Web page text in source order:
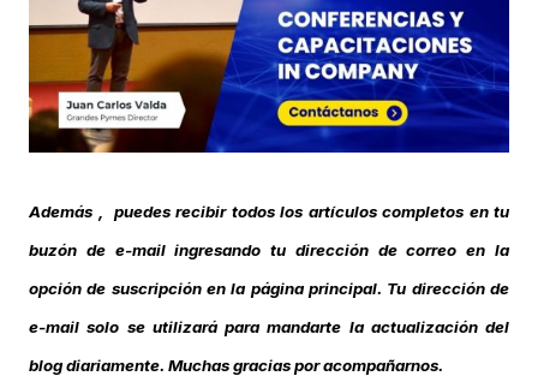
Además , puedes recibir todos los artículos completos en tu
buzón de e-mail ingresando tu dirección de correo en la
opción de suscripción en la página principal. Tu dirección de
e-mail solo se utilizará para mandarte la actualización del
blog diariamente. Muchas gracias por acompañarnos.